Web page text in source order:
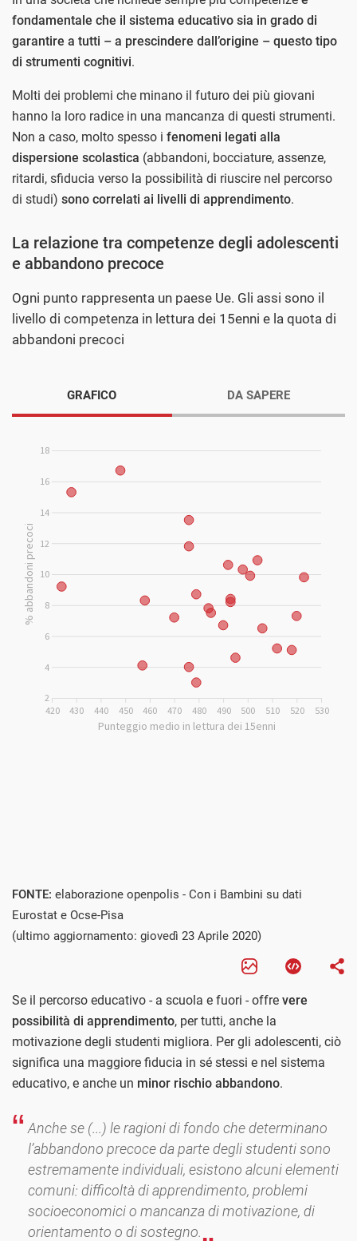
fondamentale che il sistema educativo sia in grado di
garantire a tutti – a prescindere dall’origine – questo tipo
di strumenti cognitivi.
Molti dei problemi che minano il futuro dei più giovani
hanno la loro radice in una mancanza di questi strumenti.
Non a caso, molto spesso i fenomeni legati alla
dispersione scolastica (abbandoni, bocciature, assenze,
ritardi, sfiducia verso la possibilità di riuscire nel percorso
di studi) sono correlati ai livelli di apprendimento.
La relazione tra competenze degli adolescenti
e abbandono precoce
Ogni punto rappresenta un paese Ue. Gli assi sono il
livello di competenza in lettura dei 15enni e la quota di
abbandoni precoci
GRAFICO DA SAPERE
FONTE: elaborazione openpolis - Con i Bambini su dati
Eurostat e Ocse-Pisa
(ultimo aggiornamento: giovedì 23 Aprile 2020)
Se il percorso educativo - a scuola e fuori - offre vere
possibilità di apprendimento, per tutti, anche la
motivazione degli studenti migliora. Per gli adolescenti, ciò
significa una maggiore fiducia in sé stessi e nel sistema
educativo, e anche un minor rischio abbandono.
Anche se (...) le ragioni di fondo che determinano
l’abbandono precoce da parte degli studenti sono
estremamente individuali, esistono alcuni elementi
comuni: difficoltà di apprendimento, problemi
socioeconomici o mancanza di motivazione, di
orientamento o di sostegno.